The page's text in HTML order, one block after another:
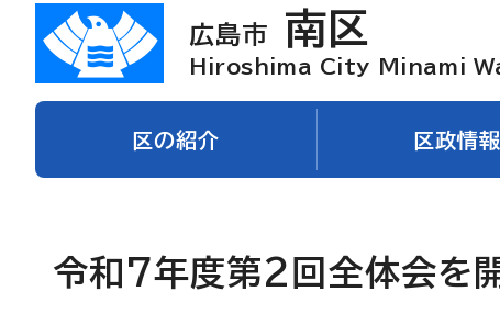
広島市 南区
Hiroshima City Minami
区の紹介 区政情報
令和7年度第2回全体会を